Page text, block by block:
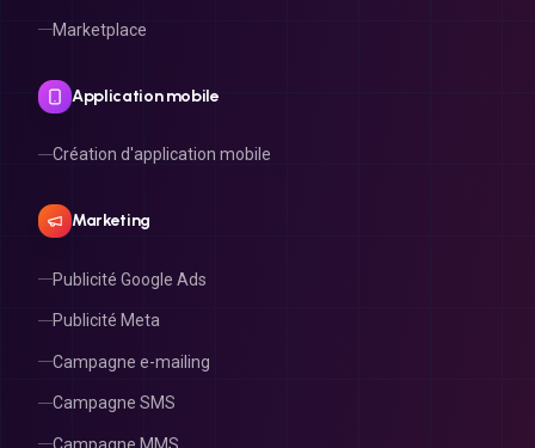
Marketplace
Application mobile
Création d'application mobile
Marketing
Publicité Google Ads
Publicité Meta
Campagne e-mailing
Campagne SMS
Campagne MMS